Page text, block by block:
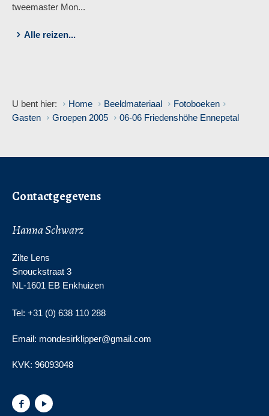
Alle reizen...
tweemaster Mon...
U bent hier: Home Beeldmateriaal
Fotoboeken
Gasten
Groepen 2005 06-06 Friedenshöhe Ennepetal
Contactgegevens
Hanna Schwarz
Zilte Lens
Snouckstraat 3
NL-1601 EB Enkhuizen
Tel: +31 (0) 638 110 288
Email: mondesirklipper@gmail.com
KVK: 96093048